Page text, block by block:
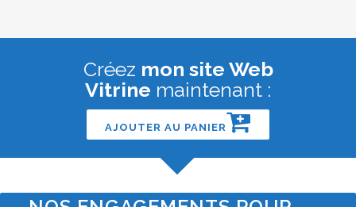
Créez mon site Web
Vitrine maintenant :
AJOUTER AU PANIER